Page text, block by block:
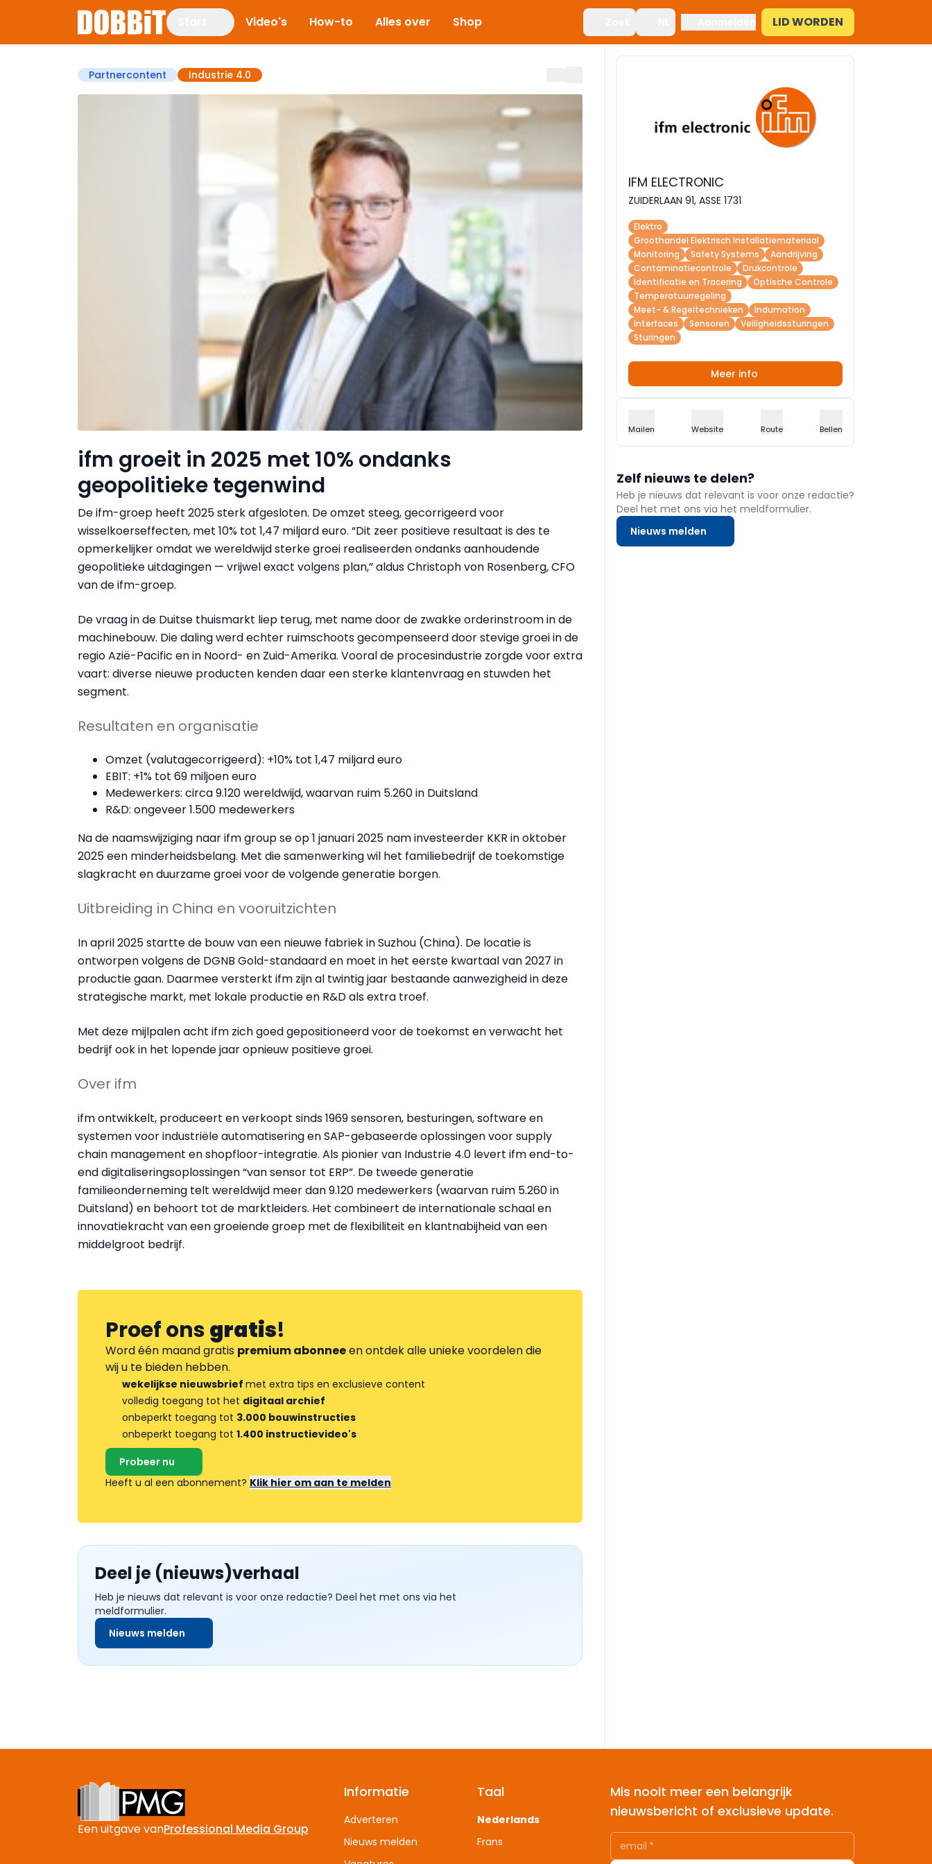
Video's How-to Alles over Shop LID WORDEN
Partnercontent Industrie 4.0
ifm groeit in 2025 met 10% ondanks
geopolitieke tegenwind
De ifm-groep heeft 2025 sterk afgesloten. De omzet steeg, gecorrigeerd voor
wisselkoerseffecten, met 10% tot 1,47 miljard euro. “Dit zeer positieve resultaat is des te
opmerkelijker omdat we wereldwijd sterke groei realiseerden ondanks aanhoudende
geopolitieke uitdagingen — vrijwel exact volgens plan,” aldus Christoph von Rosenberg, CFO
van de ifm-groep.
De vraag in de Duitse thuismarkt liep terug, met name door de zwakke orderinstroom in de
machinebouw. Die daling werd echter ruimschoots gecompenseerd door stevige groei in de
regio Azië-Pacific en in Noord- en Zuid-Amerika. Vooral de procesindustrie zorgde voor extra
vaart: diverse nieuwe producten kenden daar een sterke klantenvraag en stuwden het
segment.
Resultaten en organisatie
Omzet (valutagecorrigeerd): +10% tot 1,47 miljard euro
EBIT: +1% tot 69 miljoen euro
Medewerkers: circa 9.120 wereldwijd, waarvan ruim 5.260 in Duitsland
R&D: ongeveer 1.500 medewerkers
Na de naamswijziging naar ifm group se op 1 januari 2025 nam investeerder KKR in oktober
2025 een minderheidsbelang. Met die samenwerking wil het familiebedrijf de toekomstige
slagkracht en duurzame groei voor de volgende generatie borgen.
Uitbreiding in China en vooruitzichten
In april 2025 startte de bouw van een nieuwe fabriek in Suzhou (China). De locatie is
ontworpen volgens de DGNB Gold-standaard en moet in het eerste kwartaal van 2027 in
productie gaan. Daarmee versterkt ifm zijn al twintig jaar bestaande aanwezigheid in deze
strategische markt, met lokale productie en R&D als extra troef.
Met deze mijlpalen acht ifm zich goed gepositioneerd voor de toekomst en verwacht het
bedrijf ook in het lopende jaar opnieuw positieve groei.
Over ifm
ifm ontwikkelt, produceert en verkoopt sinds 1969 sensoren, besturingen, software en
systemen voor industriële automatisering en SAP-gebaseerde oplossingen voor supply
chain management en shopfloor-integratie. Als pionier van Industrie 4.0 levert ifm end-to-
end digitaliseringsoplossingen “van sensor tot ERP”. De tweede generatie
familieonderneming telt wereldwijd meer dan 9.120 medewerkers (waarvan ruim 5.260 in
Duitsland) en behoort tot de marktleiders. Het combineert de internationale schaal en
innovatiekracht van een groeiende groep met de flexibiliteit en klantnabijheid van een
middelgroot bedrijf.
Proef onsgratis!
Word één maand gratis premium abonneeen ontdek alle unieke voordelen die
wij u te bieden hebben.
wekelijkse nieuwsbrief met extra tips en exclusieve content
volledig toegang tot het digitaal archief
onbeperkt toegang tot 3.000 bouwinstructies
onbeperkt toegang tot 1.400 instructievideo's
Probeer nu
Heeft u al een abonnement? Klik hier om aan te melden
Deel je (nieuws)verhaal
Heb je nieuws dat relevant is voor onze redactie? Deel het met ons via het
meldformulier.
Nieuws melden
IFM ELECTRONIC
ZUIDERLAAN 91, ASSE 1731
Elektro
Groothandel Elektrisch Installatiemateriaal
Monitoring
Safety Systems
Aandrijving
Contaminatiecontrole
Drukcontrole
Identificatie en Tracering
Optische Controle
Temperatuurregeling
Meet- & Regeltechnieken
Indumation
Interfaces
Sensoren
Veiligheidssturingen
Sturingen
Meer info
Mailen Website Route Bellen
Zelf nieuws te delen?
Heb je nieuws dat relevant is voor onze redactie?
Deel het met ons via het meldformulier.
Nieuws melden
Een uitgave vanProfessional Media Group
Informatie
Adverteren
Nieuws melden
Taal
Nederlands
Frans
Mis nooit meer een belangrijk
nieuwsbericht of exclusieve update.
email *